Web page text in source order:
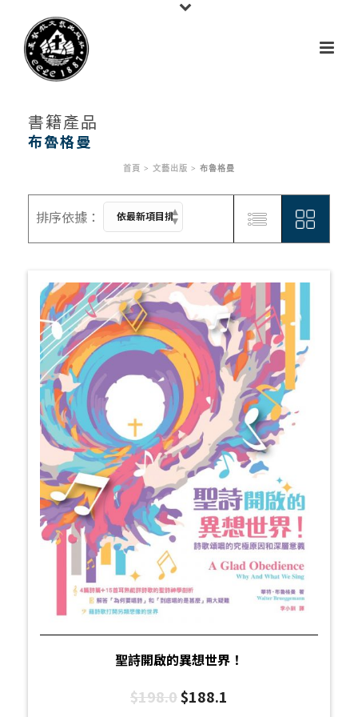
書籍產品
首頁 > 文藝出版 > 布魯格曼
布魯格曼
聖詩開啟的異想世界！
$198.0$188.1